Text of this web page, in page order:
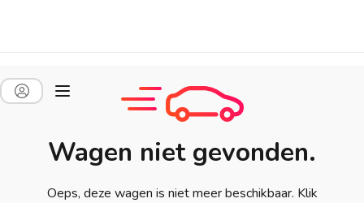
Wagen niet gevonden.
Oeps, deze wagen is niet meer beschikbaar. Klik